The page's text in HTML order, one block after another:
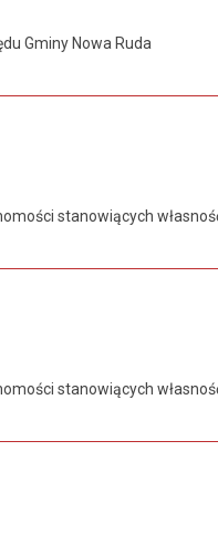
Gminy Nowa Ruda
stanowiących
stanowiących